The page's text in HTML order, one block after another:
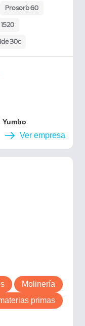
Prosorb 60
30c
Yumbo
Ver empresa
Molinería
primas